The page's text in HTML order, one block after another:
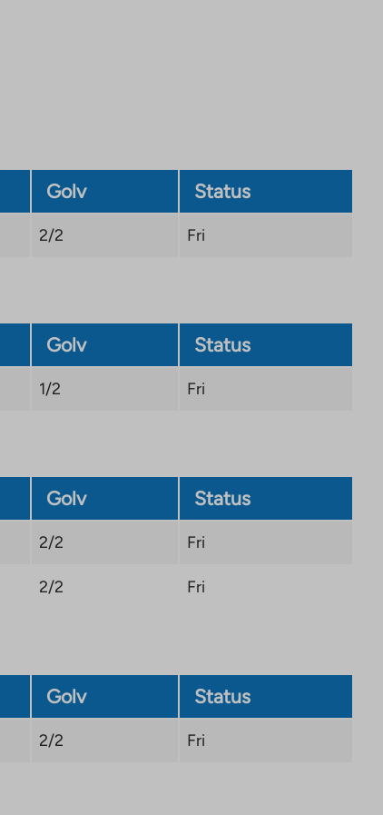
Golv Status
2/2 Fri
Golv Status
1/2 Fri
Golv Status
2/2 Fri
2/2 Fri
Golv Status
2/2 Fri